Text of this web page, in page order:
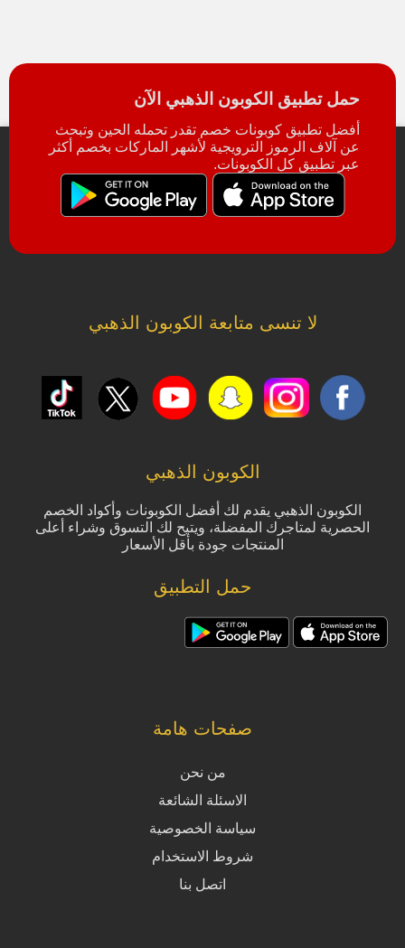
حمل تطبيق الكوبون الذهبي الآن
أفضل تطبيق كوبونات خصم تقدر تحمله الحين وتبحث
عن آلاف الرموز الترويجية لأشهر الماركات بخصم أكثر
عبر تطبيق كل الكوبونات.
لا تنسى متابعة الكوبون الذهبي
الكوبون الذهبي
الكوبون الذهبي يقدم لك أفضل الكوبونات وأكواد الخصم
الحصرية لمتاجرك المفضلة، ويتيح لك التسوق وشراء أعلى
المنتجات جودة بأقل الأسعار
حمل التطبيق
صفحات هامة
من نحن
الاسئلة الشائعة
سياسة الخصوصية
شروط الاستخدام
اتصل بنا